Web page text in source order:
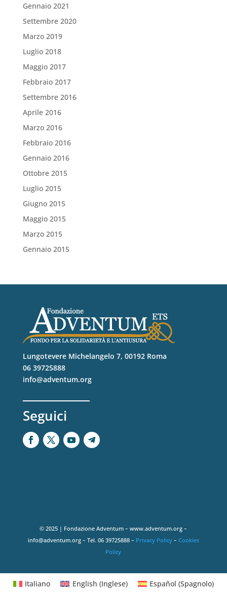
Gennaio 2021
Settembre 2020
Marzo 2019
Luglio 2018
Maggio 2017
Febbraio 2017
Settembre 2016
Aprile 2016
Marzo 2016
Febbraio 2016
Gennaio 2016
Ottobre 2015
Luglio 2015
Giugno 2015
Maggio 2015
Marzo 2015
Gennaio 2015
Lungotevere Michelangelo 7, 00192 Roma
06 39725888
info@adventum.org
Seguici
© 2025 | Fondazione Adventum – www.adventum.org –
info@adventum.org – Tel. 06 39725888 – Privacy Policy– Cookies
Policy
Italiano English (Inglese) Español (Spagnolo)